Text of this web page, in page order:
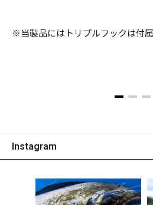
せん。
※当製品にはトリプルフックは付属
Instagram